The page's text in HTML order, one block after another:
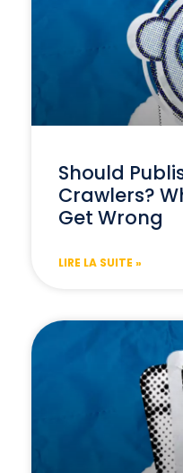
Should
Crawlers?
Get Wrong
LIRE LA SUITE »